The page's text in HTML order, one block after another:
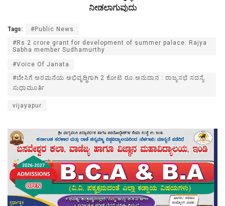
ನೀಡಲಾಗುವುದು
Tags:
#Public News
#Rs 2 crore grant for development of summer palace: Rajya
Sabha member Sudhamurthy
#Voice Of Janata
#ಬೇಸಿಗೆ ಅರಮನೆಯ ಅಭಿವೃದ್ಧಿಗಾಗಿ 2 ಕೋಟಿ ರೂ.ಅನುದಾನ : ರಾಜ್ಯಸಭೆ ಸದಸ್ಯೆ
ಸುಧಾಮೂರ್ತಿ
vijayapur